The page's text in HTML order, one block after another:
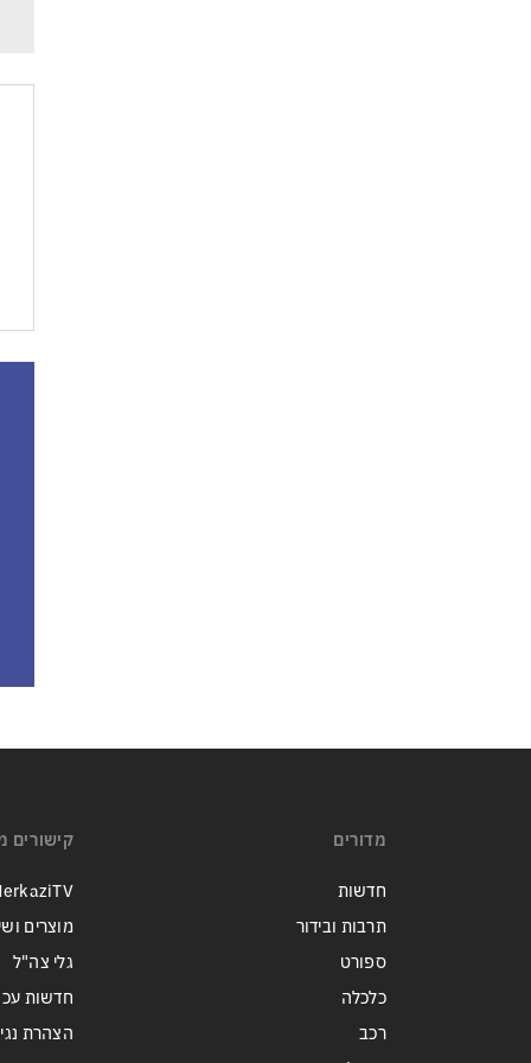
מדורים
חדשות
תרבות ובידור
ספורט
כלכלה
רכב
קישורים
מוצרים
גלי צה"ל
חדשות
הצהרת